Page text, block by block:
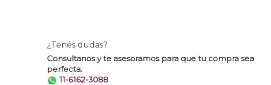
¿Tenés dudas?
Consultanos y te asesoramos para que tu compra sea
perfecta.
11-6162-3088